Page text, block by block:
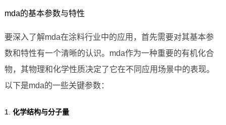
mda的基本参数与特性
要深入了解mda在涂料行业中的应用，首先需要对其基本参
数和特性有一个清晰的认识。mda作为一种重要的有机化合
物，其物理和化学性质决定了它在不同应用场景中的表现。
以下是mda的一些关键参数：
1. 化学结构与分子量